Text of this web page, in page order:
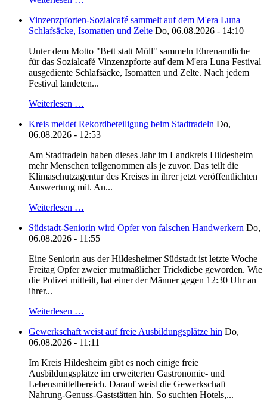
Vinzenzpforten-Sozialcafé sammelt auf dem M'era Luna
Schlafsäcke, Isomatten und Zelte Do, 06.08.2026 - 14:10
Unter dem Motto "Bett statt Müll" sammeln Ehrenamtliche
für das Sozialcafé Vinzenzpforte auf dem M'era Luna Festival
ausgediente Schlafsäcke, Isomatten und Zelte. Nach jedem
Festival landeten...
Weiterlesen …
Kreis meldet Rekordbeteiligung beim Stadtradeln Do,
06.08.2026 - 12:53
Am Stadtradeln haben dieses Jahr im Landkreis Hildesheim
mehr Menschen teilgenommen als je zuvor. Das teilt die
Klimaschutzagentur des Kreises in ihrer jetzt veröffentlichten
Auswertung mit. An...
Weiterlesen …
Südstadt-Seniorin wird Opfer von falschen Handwerkern Do,
06.08.2026 - 11:55
Eine Seniorin aus der Hildesheimer Südstadt ist letzte Woche
Freitag Opfer zweier mutmaßlicher Trickdiebe geworden. Wie
die Polizei mitteilt, hat einer der Männer gegen 12:30 Uhr an
ihrer...
Weiterlesen …
Gewerkschaft weist auf freie Ausbildungsplätze hin Do,
06.08.2026 - 11:11
Im Kreis Hildesheim gibt es noch einige freie
Ausbildungsplätze im erweiterten Gastronomie- und
Lebensmittelbereich. Darauf weist die Gewerkschaft
Nahrung-Genuss-Gaststätten hin. So suchten Hotels,...